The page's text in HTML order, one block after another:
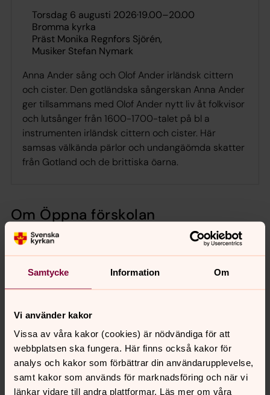
Samtycke Information Om
Vi använder kakor
Vissa av våra kakor (cookies) är nödvändiga för att
webbplatsen ska fungera. Här finns också kakor för
analys och kakor som förbättrar din användarupplevelse,
samt kakor som används för marknadsföring och när vi
länkar vidare till andra plattformar. Läs mer om våra
torsdag 6 augusti 2026·19.00–20.00
Bromma kyrka
Präst Monika Regnfors Sjörén
Musiker Stefan Nymark
Anna Ander sång och Olof Ander irländsk cittern
och cister. Den gotländska sångerskan Anna Ander
ger tillsammans med Olof Ander nytt liv åt folkvisor
och lutsånger från 1600-1700-talet på bl a
instrumenten irländsk cittern och cister. Här
samsas välkända pärlor och undangäömda skatter
från Gotland och de brittiska öarna.
Om Öppna förskolan
Öppna förskolan är ett avslappnat träff för
föräldralediga. Här möts föräldrar och barn för att leka,
dag har vi gemensam sångstund.
kräver någon föranmälan, det är bara att komma hit. Du
väljer själv hur länge du vill stanna och när du vill komma.
Hitta hit
Kvarterskyrkan Mariehäll ligger på Bällstavägen 44. Med